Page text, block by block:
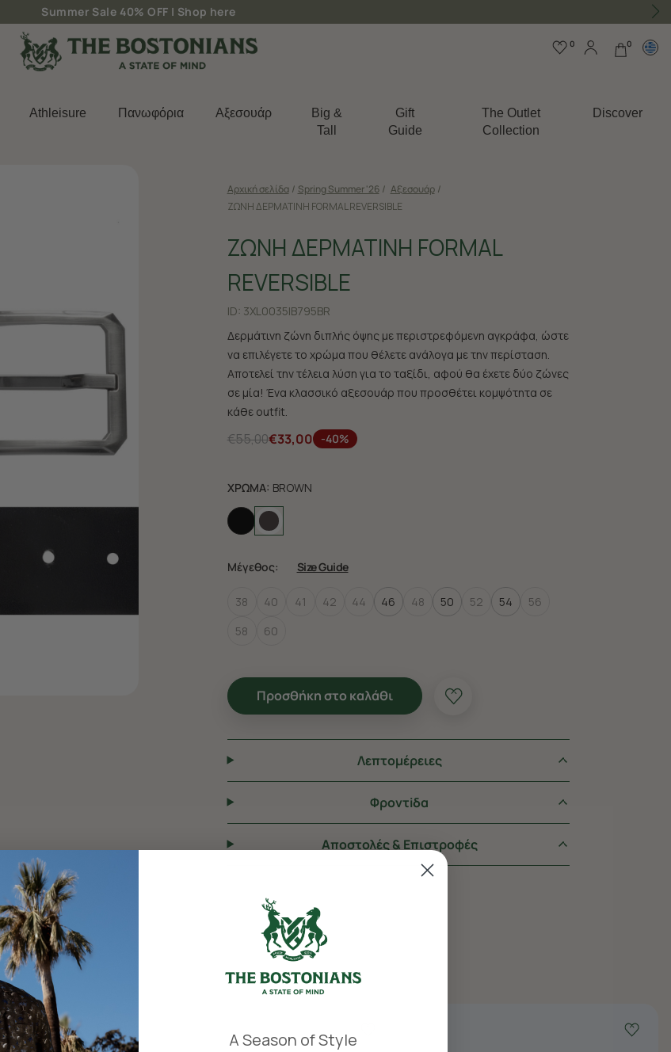
Δωρεάν μεταφορικά για παραγγελίες άνω των 50€
0 0
Athleisure Πανωφόρια Aξεσουάρ
Big &
Tall
Gift
Guide
The Outlet
Collection
Discover
Αρχική σελίδα / Spring Summer '26 / Αξεσουάρ /
ΖΩΝΗ ΔΕΡΜΑΤΙΝΗ FORMAL REVERSIBLE
ΖΩΝΗ ΔΕΡΜΑΤΙΝΗ FORMAL
REVERSIBLE
ID: 3XL0035|B795BR
Δερμάτινη ζώνη διπλής όψης με περιστρεφόμενη αγκράφα, ώστε
να επιλέγετε το χρώμα που θέλετε ανάλογα με την περίσταση.
Αποτελεί την τέλεια λύση για τo ταξίδι, αφού θα έχετε δύο ζώνες
σε μία! Ένα κλασσικό αξεσουάρ που προσθέτει κομψότητα σε
κάθε outfit.
€55,00€33,00 -40%
ΧΡΩΜΑ: BROWN
Μέγεθος: Size Guide
38 40 41 42 44 46 48 50 52 54
56
58
60
Προσθήκη στο καλάθι
Λεπτομέρειες
Φροντiδα
Αποστολές & Επιστροφές
A Season of Style